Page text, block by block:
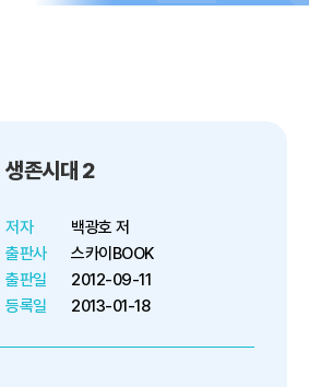
생존시대 2
저자
백광호 저
출판사
스카이BOOK
출판일
2012-09-11
등록일
2013-01-18